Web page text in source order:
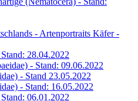
- Artenportraits Käfer -
28.04.2022
- Stand: 09.06.2022
- Stand 23.05.2022
- Stand: 16.05.2022
06.01.2022